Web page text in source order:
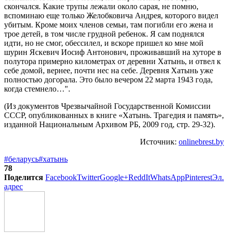
скончался. Какие трупы лежали около сарая, не помню,
вспоминаю еще только Желобковича Андрея, которого видел
убитым. Кроме моих членов семьи, там погибли его жена и
трое детей, в том числе грудной ребенок. Я сам поднялся
идти, но не смог, обессилел, и вскоре пришел ко мне мой
шурин Яскевич Иосиф Антонович, проживавший на хуторе в
полутора примерно километрах от деревни Хатынь, и отвел к
себе домой, вернее, почти нес на себе. Деревня Хатынь уже
полностью догорала. Это было вечером 22 марта 1943 года,
когда стемнело…".
(Из документов Чрезвычайной Государственной Комиссии
СССР, опубликованных в книге «Хатынь. Трагедия и память»,
изданной Национальным Архивом РБ, 2009 год, стр. 29-32).
Источник: onlinebrest.by
#беларусь#хатынь
78
Поделится FacebookTwitterGoogle+ReddItWhatsAppPinterestЭл.
адрес